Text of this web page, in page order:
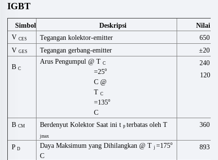
IGBT
Simbol Deskripsi Nilai
VCES Tegangan kolektor-emitter
650
VGES Tegangan gerbang-emitter ±20
BC
Arus Pengumpul @ TC
=25o
C @
T C
=135o
C
240
120
BCM BerdenyutKolektor Saat initp terbatasolehT
jmax
360
PD Daya Maksimum yang Dihilangkan @ Tj=175o
C
893